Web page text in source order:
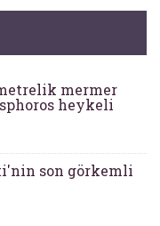
mermer
heykeli
son görkemli